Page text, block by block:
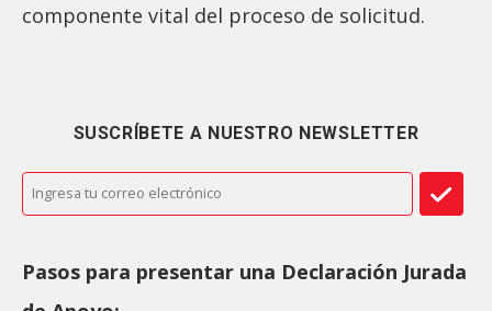
componente vital del proceso de solicitud.
SUSCRÍBETE A NUESTRO NEWSLETTER
Pasos para presentar una Declaración Jurada